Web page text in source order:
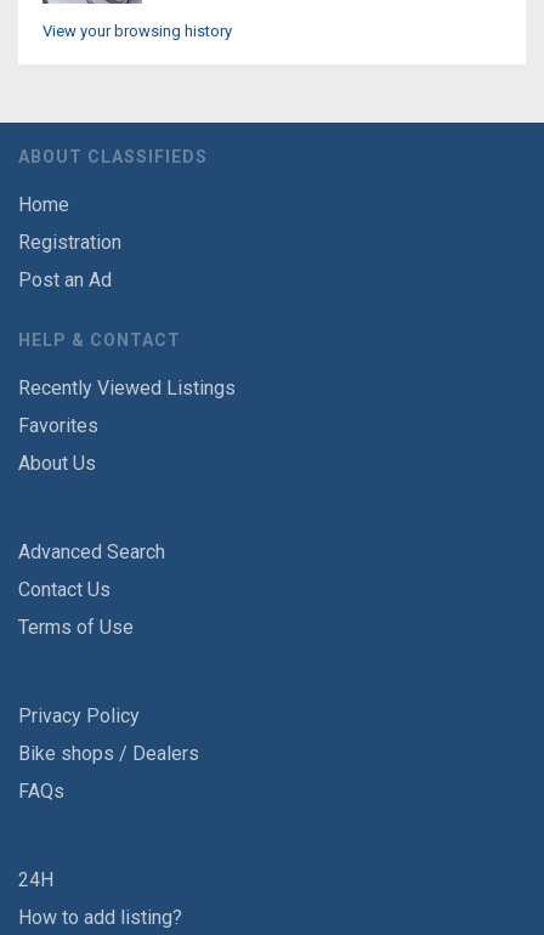
View your browsing history
ABOUT CLASSIFIEDS
Home
Registration
Post an Ad
HELP & CONTACT
Recently Viewed Listings
Favorites
About Us
Advanced Search
Contact Us
Terms of Use
Privacy Policy
Bike shops / Dealers
FAQs
24H
How to add listing?